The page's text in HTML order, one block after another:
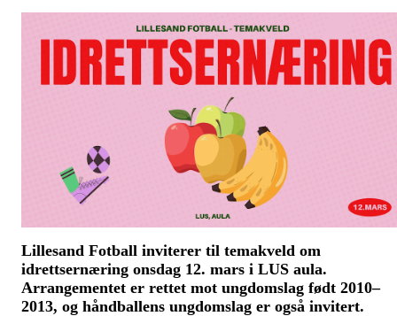
Lillesand Fotball inviterer til temakveld om
idrettsernæring onsdag 12. mars i LUS aula.
Arrangementet er rettet mot ungdomslag født 2010–
2013, og håndballens ungdomslag er også invitert.